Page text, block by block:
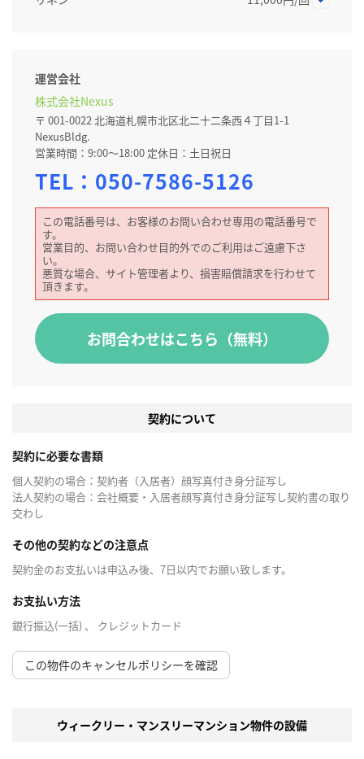
運営会社
株式会社Nexus
〒 001-0022 北海道札幌市北区北二十二条西４丁目1-1
NexusBldg.
営業時間：9:00～18:00 定休日：土日祝日
TEL： 050-7586-5126
この電話番号は、お客様のお問い合わせ専用の電話番号で
す。
営業目的、お問い合わせ目的外でのご利用はご遠慮下さ
い。
悪質な場合、サイト管理者より、損害賠償請求を行わせて
頂きます。
お問合わせはこちら（無料）
契約について
契約に必要な書類
個人契約の場合：契約者（入居者）顔写真付き身分証写し
法人契約の場合：会社概要・入居者顔写真付き身分証写し契約書の取り
交わし
その他の契約などの注意点
契約金のお支払いは申込み後、7日以内でお願い致します。
お支払い方法
銀行振込(一括) 、 クレジットカード
この物件のキャンセルポリシーを確認
ウィークリー・マンスリーマンション物件の設備